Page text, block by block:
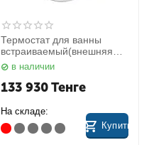
Термостат для ванны
встраиваемый(внешняя
часть) Grohtherm 2000
19355001 Grohe
в наличии
133 930Тенге
На складе:
Купить